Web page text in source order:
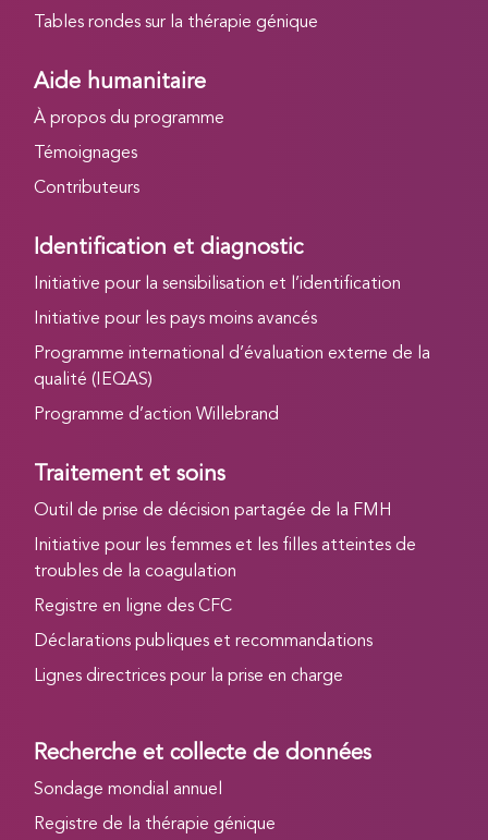
Tables rondes sur la thérapie génique
Aide humanitaire
À propos du programme
Témoignages
Contributeurs
Identification et diagnostic
Initiative pour la sensibilisation et l’identification
Initiative pour les pays moins avancés
Programme international d’évaluation externe de la
qualité (IEQAS)
Programme d’action Willebrand
Traitement et soins
Outil de prise de décision partagée de la FMH
Initiative pour les femmes et les filles atteintes de
troubles de la coagulation
Registre en ligne des CFC
Déclarations publiques et recommandations
Lignes directrices pour la prise en charge
Recherche et collecte de données
Sondage mondial annuel
Registre de la thérapie génique